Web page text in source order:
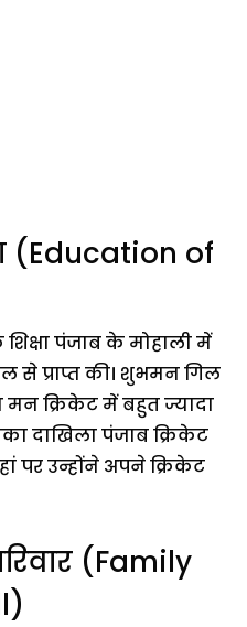
(Education of
पंजाब के मोहाली में
से प्राप्त की। शुभमन गिल
क्रिकेट में बहुत ज्यादा
दाखिला पंजाब क्रिकेट
पर उन्होंने अपने क्रिकेट
(Family